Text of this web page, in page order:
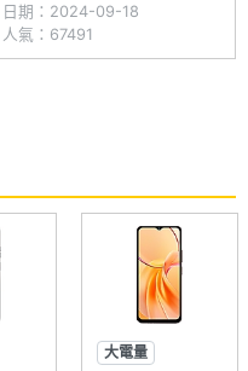
驗與性價比，搭載 6.88 吋大螢
幕，是紅米系列迄今為止最大螢
日期：2024-09-18
人氣：67491
大電量